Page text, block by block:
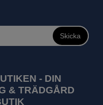
Skicka
- DIN
& TRÄDGÅRD